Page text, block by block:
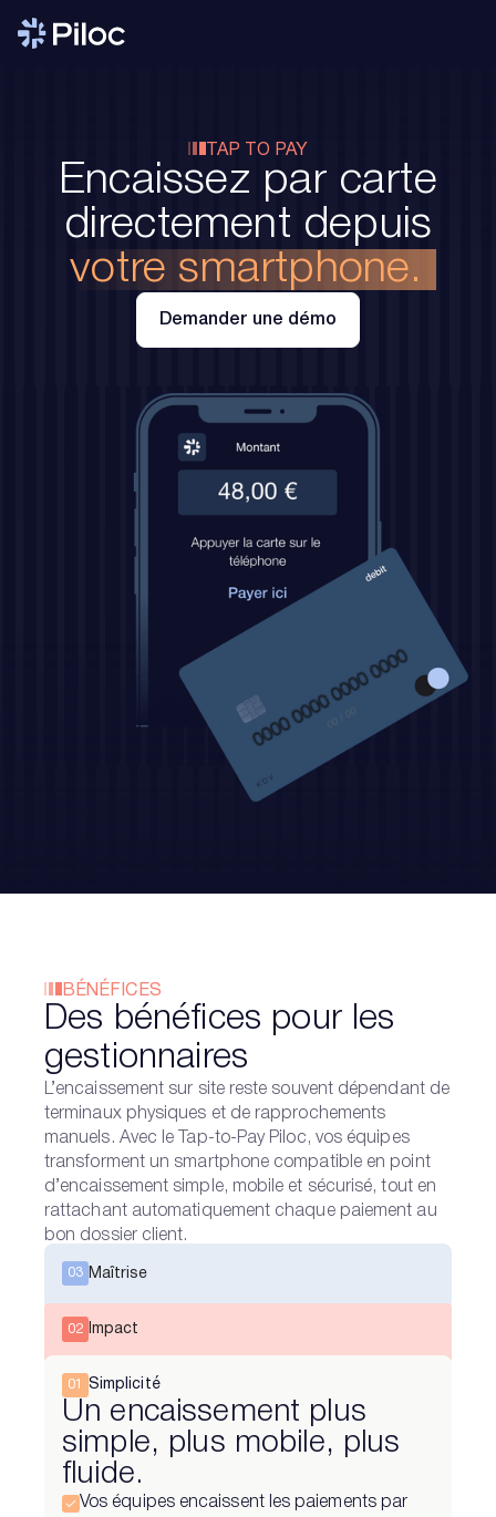
TAP TO PAY
Encaissez par carte
directement depuis
votre smartphone.
Demander une démo
BÉNÉFICES
Des bénéfices pour les
gestionnaires
L’encaissement sur site reste souvent dépendant de
terminaux physiques et de rapprochements
manuels. Avec le Tap-to-Pay Piloc, vos équipes
transforment un smartphone compatible en point
d’encaissement simple, mobile et sécurisé, tout en
rattachant automatiquement chaque paiement au
bon dossier client.
02 Impact
03 Maîtrise
01 Simplicité
Un encaissement plus
simple, plus mobile, plus
fluide.
Vos équipes encaissent les paiements par